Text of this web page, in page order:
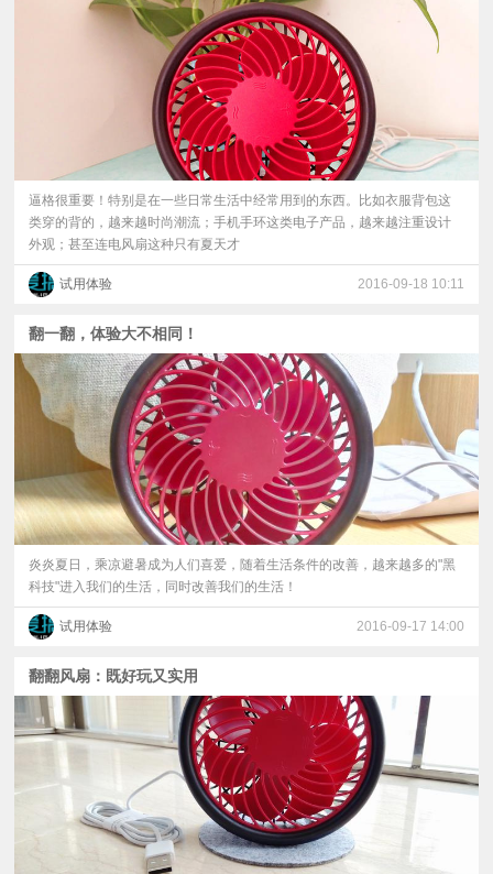
逼格很重要！特别是在一些日常生活中经常用到的东西。比如衣服背包这
类穿的背的，越来越时尚潮流；手机手环这类电子产品，越来越注重设计
外观；甚至连电风扇这种只有夏天才
试用体验 2016-09-18 10:11
翻一翻，体验大不相同！
炎炎夏日，乘凉避暑成为人们喜爱，随着生活条件的改善，越来越多的"黑
科技"进入我们的生活，同时改善我们的生活！
试用体验 2016-09-17 14:00
翻翻风扇：既好玩又实用